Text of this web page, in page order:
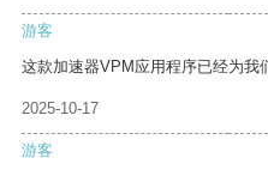
游客
这款加速器VPM应用程序已经为我
2025-10-17
游客